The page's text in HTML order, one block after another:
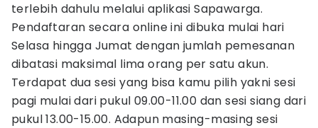
terlebih dahulu melalui aplikasi Sapawarga.
Pendaftaran secara online ini dibuka mulai hari
Selasa hingga Jumat dengan jumlah pemesanan
dibatasi maksimal lima orang per satu akun.
Terdapat dua sesi yang bisa kamu pilih yakni sesi
pagi mulai dari pukul 09.00-11.00 dan sesi siang dari
pukul 13.00-15.00. Adapun masing-masing sesi